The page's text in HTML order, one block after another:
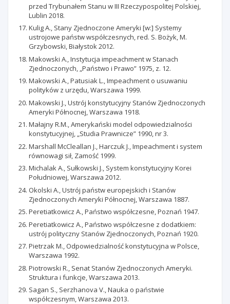
przed Trybunałem Stanu w III Rzeczypospolitej Polskiej,
Lublin 2018.
Kulig A., Stany Zjednoczone Ameryki [w:] Systemy
ustrojowe państw współczesnych, red. S. Bożyk, M.
Grzybowski, Białystok 2012.
Makowski A., Instytucja impeachment w Stanach
Zjednoczonych, „Państwo i Prawo” 1975, z. 12.
Makowski A., Patusiak L., Impeachment o usuwaniu
polityków z urzędu, Warszawa 1999.
Makowski J., Ustrój konstytucyjny Stanów Zjednoczonych
Ameryki Północnej, Warszawa 1918.
Małajny R.M., Amerykański model odpowiedzialności
konstytucyjnej, „Studia Prawnicze” 1990, nr 3.
Marshall McCleallan J., Harczuk J., Impeachment i system
równowagi sił, Zamość 1999.
Michalak A., Sułkowski J., System konstytucyjny Korei
Południowej, Warszawa 2012.
Okolski A., Ustrój państw europejskich i Stanów
Zjednoczonych Ameryki Północnej, Warszawa 1887.
Peretiatkowicz A., Państwo współczesne, Poznań 1947.
Peretiatkowicz A., Państwo współczesne z dodatkiem:
ustrój polityczny Stanów Zjednoczonych, Poznań 1920.
Pietrzak M., Odpowiedzialność konstytucyjna w Polsce,
Warszawa 1992.
Piotrowski R., Senat Stanów Zjednoczonych Ameryki.
Struktura i funkcje, Warszawa 2013.
Sagan S., Serzhanova V., Nauka o państwie
współczesnym, Warszawa 2013.